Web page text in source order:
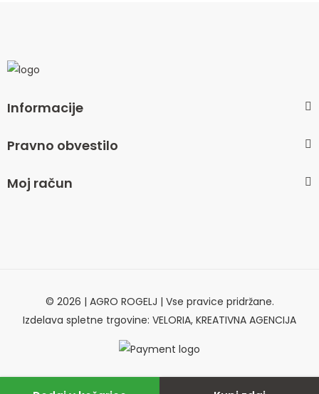
Informacije
Pravno obvestilo
Moj račun
© 2026 | AGRO ROGELJ | Vse pravice pridržane.
Izdelava spletne trgovine: VELORIA, KREATIVNA AGENCIJA